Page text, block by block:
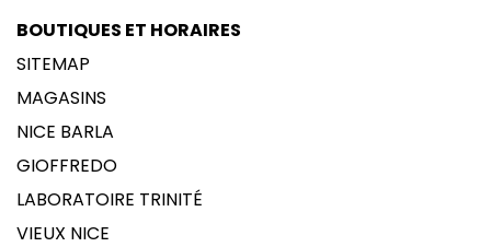
BOUTIQUES ET HORAIRES
SITEMAP
MAGASINS
NICE BARLA
GIOFFREDO
LABORATOIRE TRINITÉ
VIEUX NICE